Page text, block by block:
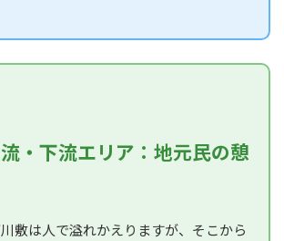
・下流エリア：地元民の憩
敷は人で溢れかえりますが、そこから